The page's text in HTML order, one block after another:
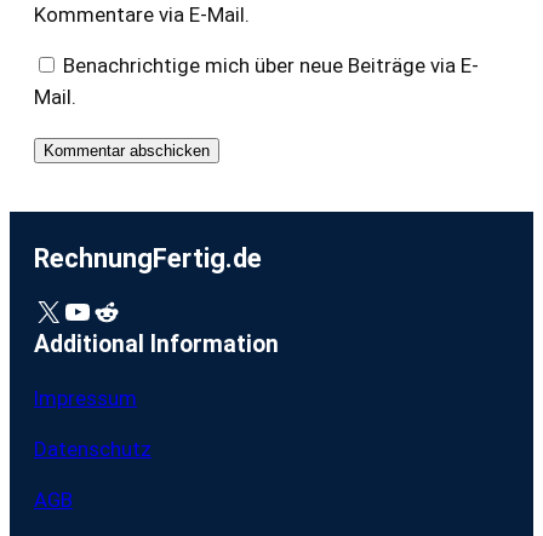
Kommentare via E-Mail.
Benachrichtige mich über neue Beiträge via E-
Mail.
RechnungFertig.de
X YouTube Reddit
Additional Information
Impressum
Datenschutz
AGB